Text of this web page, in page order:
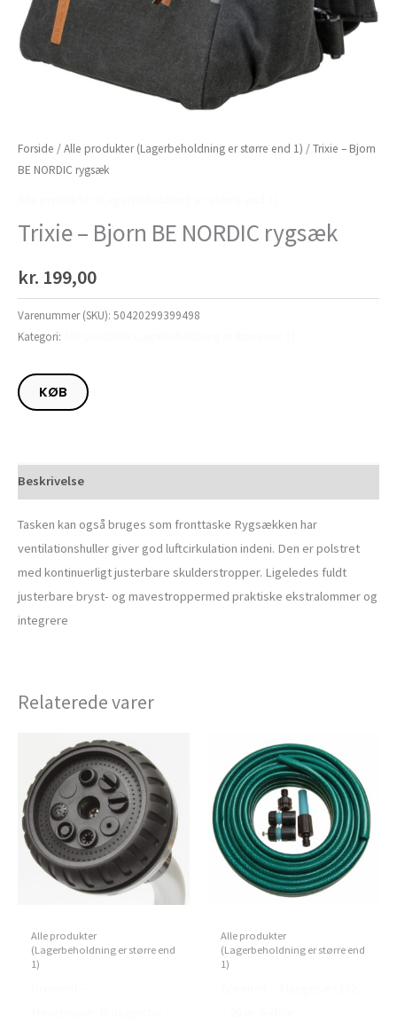
Forside /Alle produkter (Lagerbeholdning er større end 1) / Trixie – Bjorn
BE NORDIC rygsæk
Trixie – Bjorn BE NORDIC rygsæk
kr. 199,00
Varenummer (SKU): 50420299399498
Kategori:
KØB
Beskrivelse
Tasken kan også bruges som fronttaske Rygsækken har
ventilationshuller giver god luftcirkulation indeni. Den er polstret
med kontinuerligt justerbare skulderstropper. Ligeledes fuldt
justerbare bryst- og mavestroppermed praktiske ekstralommer og
integrere
Relaterede varer
Alle produkter
(Lagerbeholdning er større end
1)
Alle produkter
(Lagerbeholdning er større end
1)